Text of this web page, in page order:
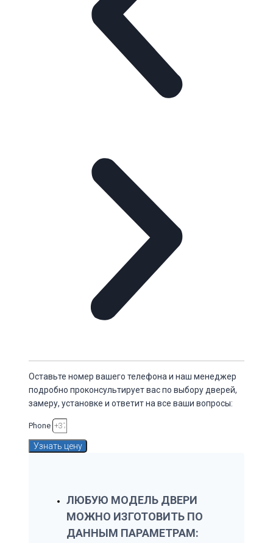
Оставьте номер вашего телефона и наш менеджер
подробно проконсультирует вас по выбору дверей,
замеру, установке и ответит на все ваши вопросы:
Phone
Узнать цену
ЛЮБУЮ МОДЕЛЬ ДВЕРИ
МОЖНО ИЗГОТОВИТЬ ПО
ДАННЫМ ПАРАМЕТРАМ: